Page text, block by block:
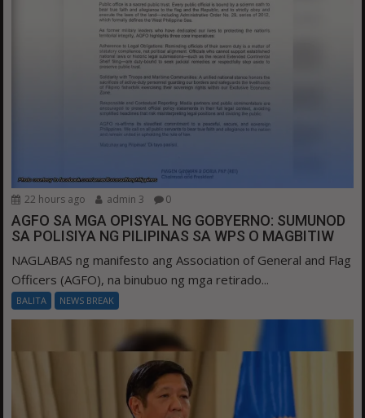
22 hours ago admin 3 0
AGFO SA MGA OPISYAL NG GOBYERNO: SUMUNOD
SA POLISIYA NG PILIPINAS SA WPS O MAGBITIW
NAGLABAS ng manifesto ang Association of General and Flag
Officers (AGFO), na binubuo ng mga retirado...
BALITA NEWS BREAK